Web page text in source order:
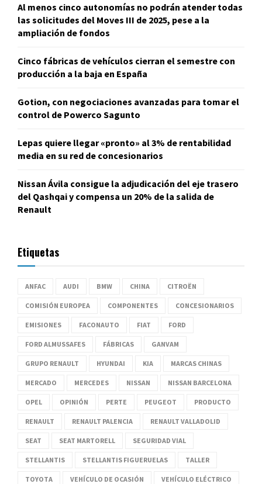
Al menos cinco autonomías no podrán atender todas
las solicitudes del Moves III de 2025, pese a la
ampliación de fondos
Cinco fábricas de vehículos cierran el semestre con
producción a la baja en España
Gotion, con negociaciones avanzadas para tomar el
control de Powerco Sagunto
Lepas quiere llegar «pronto» al 3% de rentabilidad
media en su red de concesionarios
Nissan Ávila consigue la adjudicación del eje trasero
del Qashqai y compensa un 20% de la salida de
Renault
Etiquetas
ANFAC AUDI BMW CHINA CITROËN
COMISIÓN EUROPEA COMPONENTES CONCESIONARIOS
EMISIONES FACONAUTO FIAT FORD
FORD ALMUSSAFES FÁBRICAS GANVAM
GRUPO RENAULT HYUNDAI KIA MARCAS CHINAS
MERCADO MERCEDES NISSAN NISSAN BARCELONA
OPEL OPINIÓN PERTE PEUGEOT PRODUCTO
RENAULT RENAULT PALENCIA RENAULT VALLADOLID
SEAT SEAT MARTORELL SEGURIDAD VIAL
STELLANTIS STELLANTIS FIGUERUELAS TALLER
TOYOTA VEHÍCULO DE OCASIÓN VEHÍCULO ELÉCTRICO